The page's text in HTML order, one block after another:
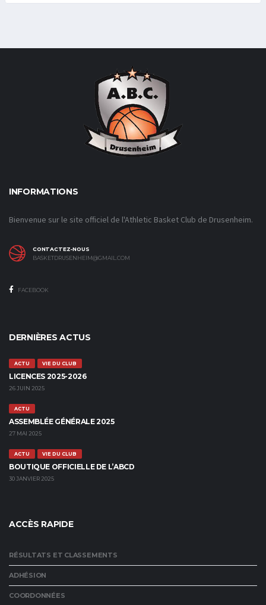
INFORMATIONS
Bienvenue sur le site officiel de l'Athletic Basket Club de Drusenheim.
CONTACTEZ-NOUS
BASKETDRUSENHEIM@GMAIL.COM
FACEBOOK
DERNIÈRES ACTUS
ACTU VIE DU CLUB
LICENCES 2025-2026
26 JUIN 2025
ACTU
ASSEMBLÉE GÉNÉRALE 2025
27 MAI 2025
ACTU VIE DU CLUB
BOUTIQUE OFFICIELLE DE L’ABCD
30 JANVIER 2025
ACCÈS RAPIDE
RÉSULTATS ET CLASSEMENTS
ADHÉSION
COORDONNÉES